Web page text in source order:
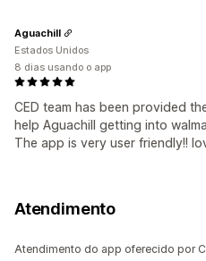
CED team has been provided
help Aguachill getting into
The app is very user friendly!!
Aguachill
Estados Unidos
8 dias usando o app
Atendimento
Atendimento do app oferecido por